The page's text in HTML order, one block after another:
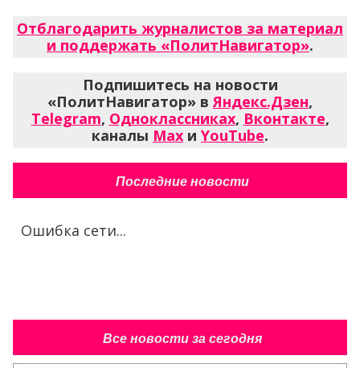
Отблагодарить журналистов за материал
и поддержать «ПолитНавигатор».
Подпишитесь на новости
«ПолитНавигатор» вЯндекс.Дзен,
Telegram, Одноклассниках, Вконтакте,
каналы Max и YouTube.
Последние новости
Ошибка сети...
Все новости за сегодня